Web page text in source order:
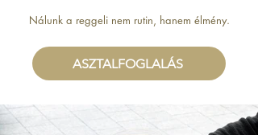
Nálunk a reggeli nem rutin, hanem élmény.
ASZTALFOGLALÁS